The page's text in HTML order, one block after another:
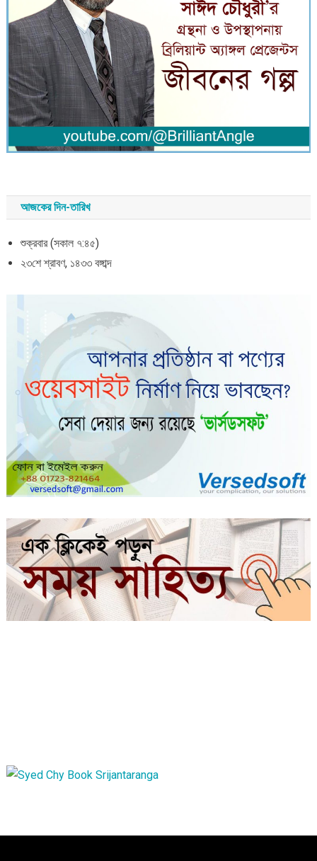
আজকের দিন-তারিখ
শুক্রবার (সকাল ৭:৪৫)
২৩শে শ্রাবণ, ১৪৩৩ বঙ্গাব্দ